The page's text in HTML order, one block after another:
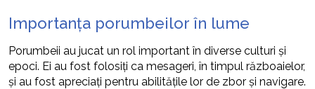
Importanța porumbeilor în lume
Porumbeii au jucat un rol important în diverse culturi și
epoci. Ei au fost folosiți ca mesageri, în timpul războaielor,
și au fost apreciați pentru abilitățile lor de zbor și navigare.